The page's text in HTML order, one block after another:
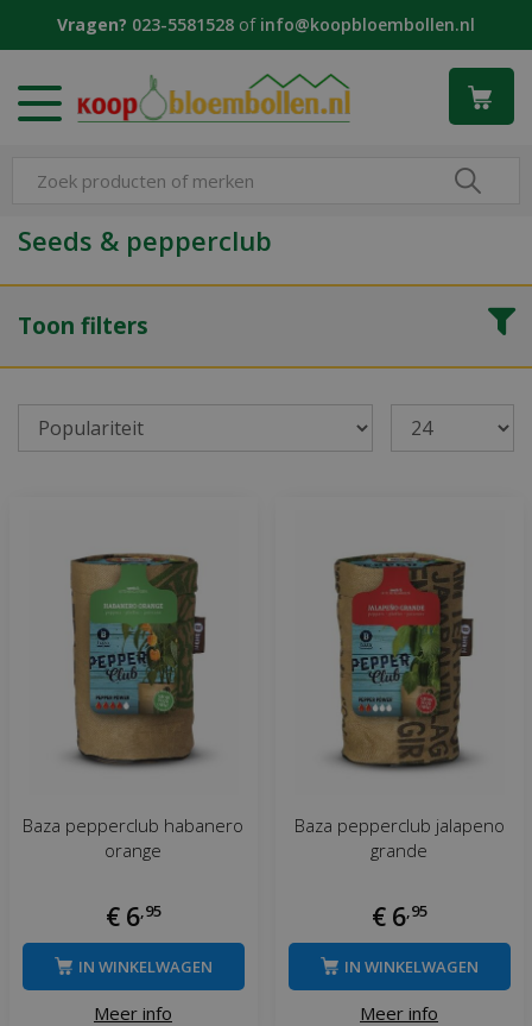
Vragen? 023-5581528 of info@koopbloembollen.nl
Seeds & pepperclub
Toon filters
Baza pepperclub habanero
orange
€ 6 95
Meer info
IN WINKELWAGEN
Baza pepperclub jalapeno
grande
€ 6 95
Meer info
IN WINKELWAGEN